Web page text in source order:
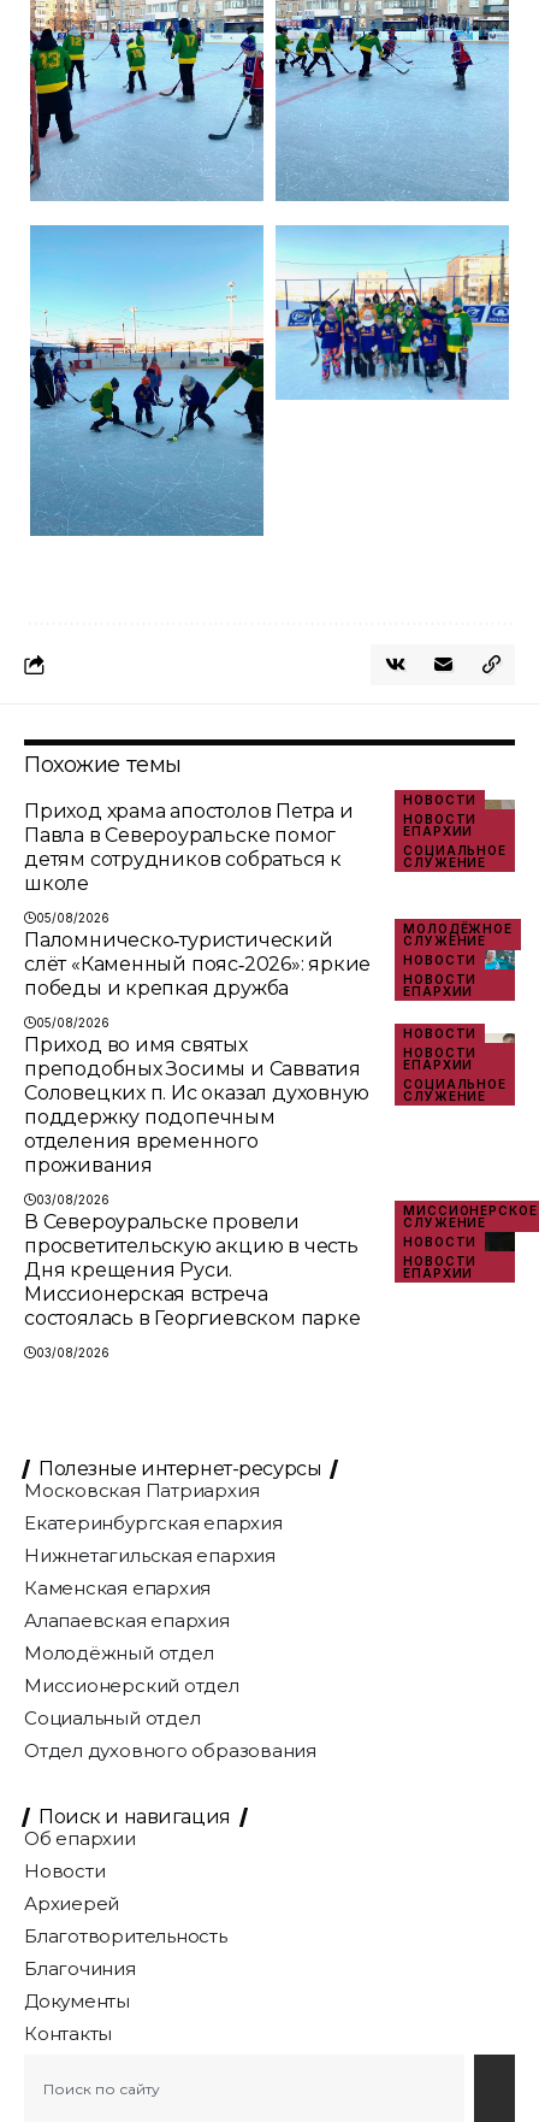
Похожие темы
НОВОСТИ
НОВОСТИ
ЕПАРХИИ
СОЦИАЛЬНОЕ
СЛУЖЕНИЕ
Приход храма апостолов Петра и
Павла в Североуральске помог
детям сотрудников собраться к
школе
05/08/2026
МОЛОДЁЖНОЕ
СЛУЖЕНИЕ
НОВОСТИ
НОВОСТИ
ЕПАРХИИ
Паломническо‑туристический
слёт «Каменный пояс‑2026»: яркие
победы и крепкая дружба
05/08/2026
НОВОСТИ
НОВОСТИ
ЕПАРХИИ
СОЦИАЛЬНОЕ
СЛУЖЕНИЕ
Приход во имя святых
преподобных Зосимы и Савватия
Соловецких п. Ис оказал духовную
поддержку подопечным
отделения временного
проживания
03/08/2026
МИССИОНЕРСКОЕ
СЛУЖЕНИЕ
НОВОСТИ
НОВОСТИ
ЕПАРХИИ
В Североуральске провели
просветительскую акцию в честь
Дня крещения Руси.
Миссионерская встреча
состоялась в Георгиевском парке
03/08/2026
Полезные интернет-ресурсы
Московская Патриархия
Екатеринбургская епархия
Нижнетагильская епархия
Каменская епархия
Алапаевская епархия
Молодёжный отдел
Миссионерский отдел
Социальный отдел
Отдел духовного образования
Поиск и навигация
Об епархии
Новости
Архиерей
Благотворительность
Благочиния
Документы
Контакты